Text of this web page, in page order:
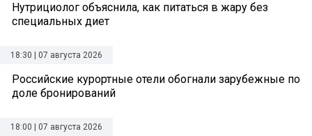
Нутрициолог объяснила, как питаться в жару без
специальных диет
18:30 | 07 августа 2026
Российские курортные отели обогнали зарубежные по
доле бронирований
18:00 | 07 августа 2026